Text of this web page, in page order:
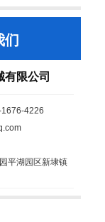
们
有限公司
4226
平湖园区新埭镇